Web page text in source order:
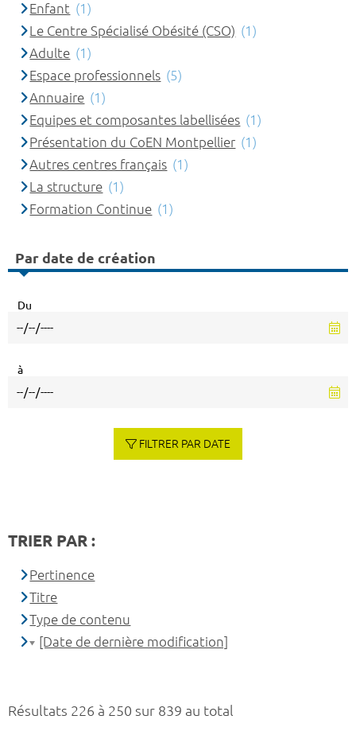
Résultats 226 à 250 sur 839 au total
Enfant (1)
Le Centre Spécialisé Obésité (CSO) (1)
Adulte (1)
Espace professionnels (5)
Annuaire (1)
Equipes et composantes labellisées (1)
Présentation du CoEN Montpellier (1)
Autres centres français (1)
La structure (1)
Formation Continue (1)
Par date de création
Du
à
FILTRER PAR DATE
TRIER PAR :
Pertinence
Titre
Type de contenu
[Date de dernière modification]